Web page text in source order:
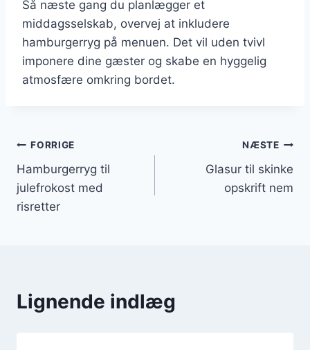
Så næste gang du planlægger et
middagsselskab, overvej at inkludere
hamburgerryg på menuen. Det vil uden tvivl
imponere dine gæster og skabe en hyggelig
atmosfære omkring bordet.
Indlægsnavigation
FORRIGE
Hamburgerryg til
julefrokost med
risretter
NÆSTE
Glasur til skinke
opskrift nem
Lignende indlæg